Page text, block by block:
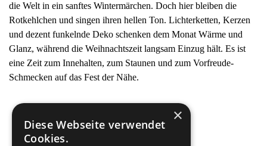
die Welt in ein sanftes Wintermärchen. Doch hier bleiben die
Rotkehlchen und singen ihren hellen Ton. Lichterketten, Kerzen
und dezent funkelnde Deko schenken dem Monat Wärme und
Glanz, während die Weihnachtszeit langsam Einzug hält. Es ist
eine Zeit zum Innehalten, zum Staunen und zum Vorfreude-
Schmecken auf das Fest der Nähe.
×
Diese Webseite verwendet
Cookies.